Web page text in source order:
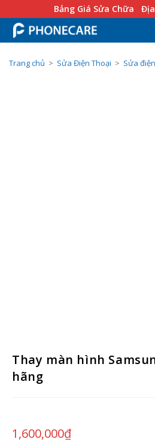
Bảng Giá Sửa Chữa
Trang chủ > Sửa Điện Thoại > Sửa
Thay màn hình
hãng
1,600,000₫